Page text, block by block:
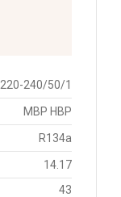
220-240/50/1
MBP HBP
R134a
14.17
43